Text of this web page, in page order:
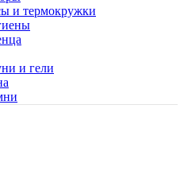
и термокружки
и гели